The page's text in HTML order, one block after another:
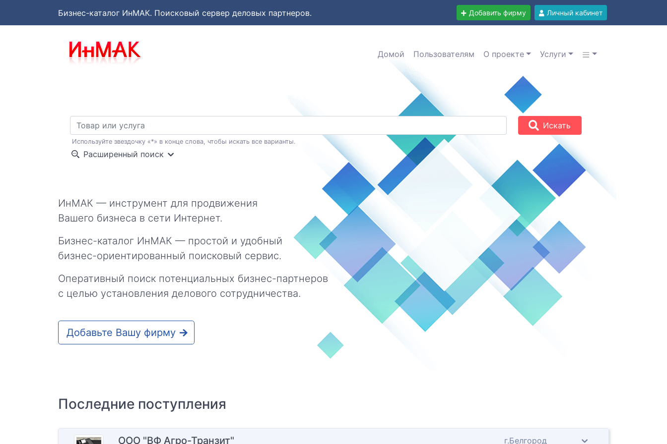
Бизнес-каталог ИнМАК. Поисковый сервер деловых партнеров. Добавить фирму Личный кабинет
Домой Пользователям О проекте Услуги
Используйте звездочку «*» в конце слова, чтобы искать все варианты.
Искать
Расширенный поиск
ИнМАК — инструмент для продвижения
Вашего бизнеса в сети Интернет.
Бизнес-каталог ИнМАК — простой и удобный
бизнес-ориентированный поисковый сервис.
Оперативный поиск потенциальных бизнес-партнеров
с целью установления делового сотрудничества.
Добавьте Вашу фирму
Последние поступления
ООО "ВФ Агро-Транзит" г.Белгород